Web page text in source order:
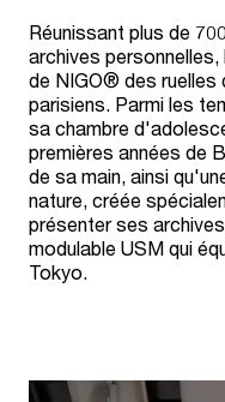
Réunissant plus de
archives
de NIGO® des ruelles
parisiens. Parmi les
sa chambre
premières années de
de sa main, ainsi
nature, créée
présenter ses
modulable USM qui
Tokyo.